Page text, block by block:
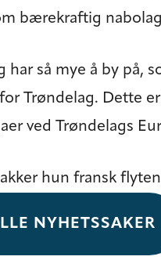
bærekraftig
har så mye å by på,
Trøndelag. Dette
ved Trøndelags
hun fransk
NYHETSSAKER